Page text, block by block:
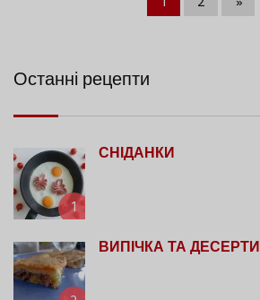
Останні рецепти
1
СНІДАНКИ
ВИПІЧКА ТА ДЕСЕРТИ